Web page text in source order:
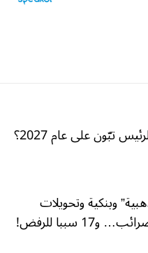
تبّون على عام 2027؟
وبنكية وتحويلات
سببا للرفض!